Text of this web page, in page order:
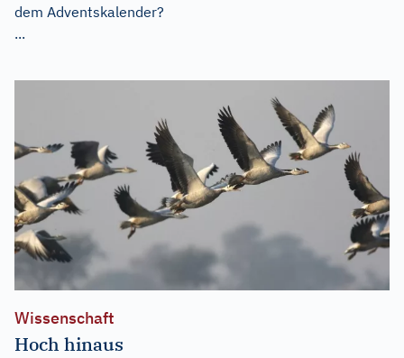
dem Adventskalender?
...
Wissenschaft
Hoch hinaus